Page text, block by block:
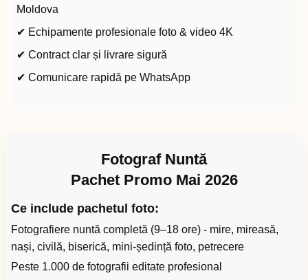
Moldova
✔ Echipamente profesionale foto & video 4K
✔ Contract clar și livrare sigură
✔ Comunicare rapidă pe WhatsApp
Fotograf Nuntă
Pachet Promo Mai 2026
Ce include pachetul foto:
Fotografiere nuntă completă (9–18 ore) - mire, mireasă,
nași, civilă, biserică, mini-ședință foto, petrecere
Peste 1.000 de fotografii editate profesional